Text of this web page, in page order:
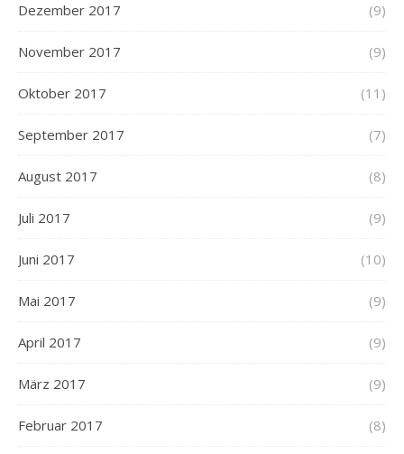
Dezember 2017 (9)
November 2017 (9)
Oktober 2017 (11)
September 2017 (7)
August 2017 (8)
Juli 2017 (9)
Juni 2017 (10)
Mai 2017 (9)
April 2017 (9)
März 2017 (9)
Februar 2017 (8)